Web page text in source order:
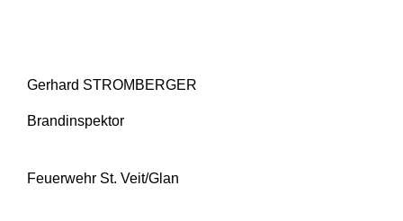
Gerhard STROMBERGER
Brandinspektor
Feuerwehr St. Veit/Glan